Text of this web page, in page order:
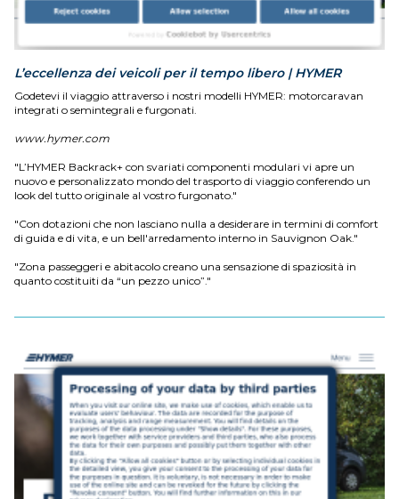
L’eccellenza dei veicoli per il tempo libero | HYMER
Godetevi il viaggio attraverso i nostri modelli HYMER: motorcaravan
integrati o semintegrali e furgonati.
www.hymer.com
"L’HYMER Backrack+ con svariati componenti modulari vi apre un
nuovo e personalizzato mondo del trasporto di viaggio conferendo un
look del tutto originale al vostro furgonato."
"Con dotazioni che non lasciano nulla a desiderare in termini di comfort
di guida e di vita, e un bell'arredamento interno in Sauvignon Oak."
"Zona passeggeri e abitacolo creano una sensazione di spaziosità in
quanto costituiti da “un pezzo unico”."